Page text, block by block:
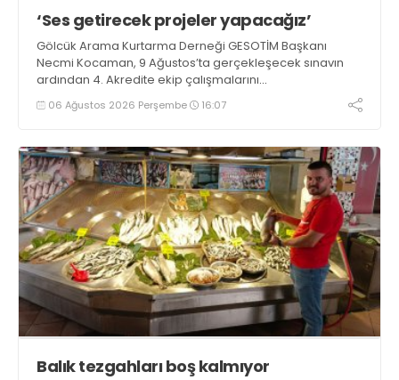
‘Ses getirecek projeler yapacağız’
Gölcük Arama Kurtarma Derneği GESOTİM Başkanı
Necmi Kocaman, 9 Ağustos’ta gerçekleşecek sınavın
ardından 4. Akredite ekip çalışmalarını
tamamlayacaklarını ifade ederek açıklamalarda
bulundu. Kocaman, “Gölcük’te ve Kocaeli genelinde ses
06 Ağustos 2026 Perşembe 16:07
Balık tezgahları boş kalmıyor